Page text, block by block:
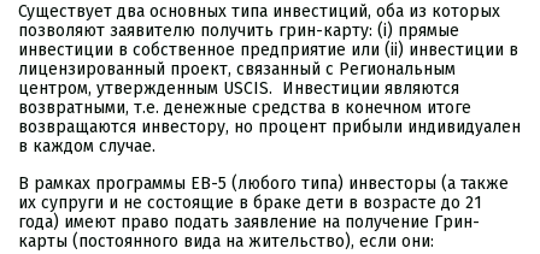
Существует два основных типа инвестиций, оба из которых
позволяют заявителю получить грин-карту: (i) прямые
инвестиции в собственное предприятие или (ii) инвестиции в
лицензированный проект, связанный с Региональным
центром, утвержденным USCIS. Инвестиции являются
возвратными, т.е. денежные средства в конечном итоге
возвращаются инвестору, но процент прибыли индивидуален
в каждом случае.
В рамках программы EB-5 (любого типа) инвесторы (а также
их супруги и не состоящие в браке дети в возрасте до 21
года) имеют право подать заявление на получение Грин-
карты (постоянного вида на жительство), если они: